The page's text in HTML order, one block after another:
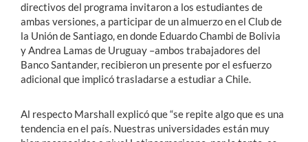
directivos del programa invitaron a los estudiantes de
ambas versiones, a participar de un almuerzo en el Club de
la Unión de Santiago, en donde Eduardo Chambi de Bolivia
y Andrea Lamas de Uruguay –ambos trabajadores del
Banco Santander, recibieron un presente por el esfuerzo
adicional que implicó trasladarse a estudiar a Chile.
Al respecto Marshall explicó que “se repite algo que es una
tendencia en el país. Nuestras universidades están muy